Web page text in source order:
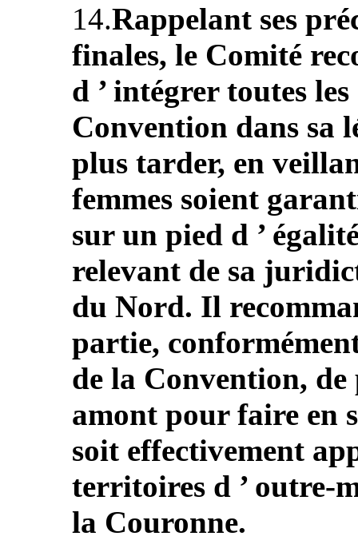
14.Rappelant ses
finales, le Comité
d ’ intégrer toutes
Convention dans sa
plus tarder, en
femmes soient
sur un pied d ’
relevant de sa
du Nord. Il
partie,
de la Convention, de
amont pour faire en
soit effectivement
territoires d ’ outre-
la Couronne.